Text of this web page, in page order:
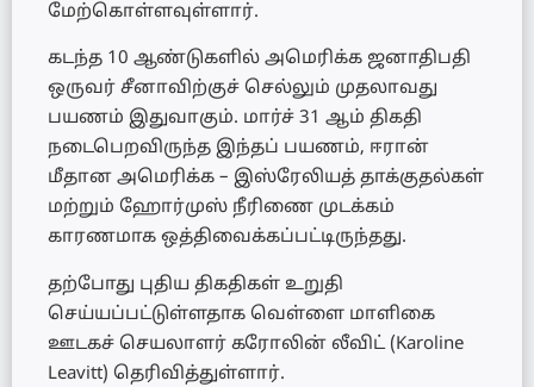
மேற்கொள்ளவுள்ளார்.
கடந்த 10 ஆண்டுகளில் அமெரிக்க ஜனாதிபதி
ஒருவர் சீனாவிற்குச் செல்லும் முதலாவது
பயணம் இதுவாகும். மார்ச் 31 ஆம் திகதி
நடைபெறவிருந்த இந்தப் பயணம், ஈரான்
மீதான அமெரிக்க – இஸ்ரேலியத் தாக்குதல்கள்
மற்றும் ஹோர்முஸ் நீரிணை முடக்கம்
காரணமாக ஒத்திவைக்கப்பட்டிருந்தது.
தற்போது புதிய திகதிகள் உறுதி
செய்யப்பட்டுள்ளதாக வெள்ளை மாளிகை
ஊடகச் செயலாளர் கரோலின் லீவிட் (Karoline
Leavitt) தெரிவித்துள்ளார்.